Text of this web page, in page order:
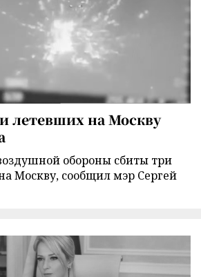
летевших на Москву
обороны сбиты три
Москву, сообщил мэр Сергей